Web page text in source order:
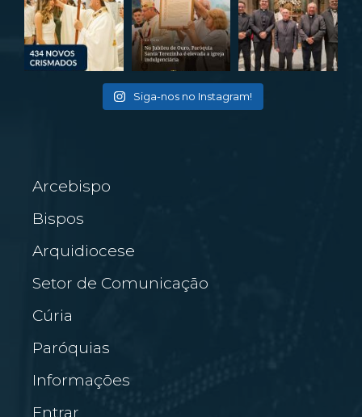
Siga-nos no Instagram!
Arcebispo
Bispos
Arquidiocese
Setor de Comunicação
Cúria
Paróquias
Informações
Entrar